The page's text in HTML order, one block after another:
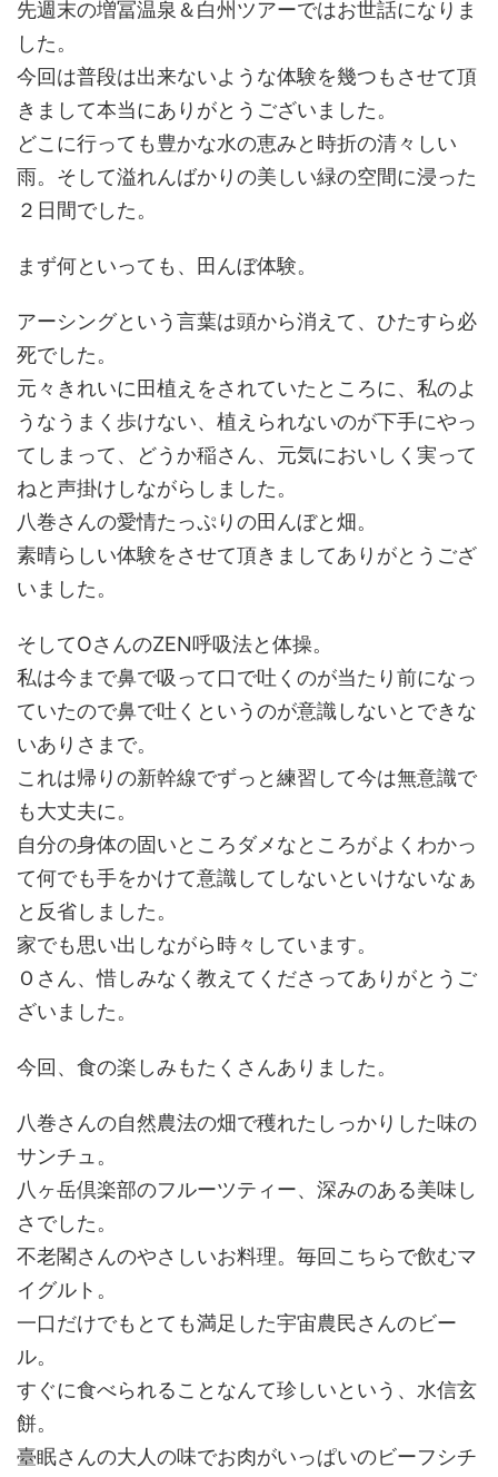
先週末の増冨温泉＆白州ツアーではお世話になりま
した。
今回は普段は出来ないような体験を幾つもさせて頂
きまして本当にありがとうございました。
どこに行っても豊かな水の恵みと時折の清々しい
雨。そして溢れんばかりの美しい緑の空間に浸った
２日間でした。
まず何といっても、田んぼ体験。
アーシングという言葉は頭から消えて、ひたすら必
死でした。
元々きれいに田植えをされていたところに、私のよ
うなうまく歩けない、植えられないのが下手にやっ
てしまって、どうか稲さん、元気においしく実って
ねと声掛けしながらしました。
八巻さんの愛情たっぷりの田んぼと畑。
素晴らしい体験をさせて頂きましてありがとうござ
いました。
そしてOさんのZEN呼吸法と体操。
私は今まで鼻で吸って口で吐くのが当たり前になっ
ていたので鼻で吐くというのが意識しないとできな
いありさまで。
これは帰りの新幹線でずっと練習して今は無意識で
も大丈夫に。
自分の身体の固いところダメなところがよくわかっ
て何でも手をかけて意識してしないといけないなぁ
と反省しました。
家でも思い出しながら時々しています。
Ｏさん、惜しみなく教えてくださってありがとうご
ざいました。
今回、食の楽しみもたくさんありました。
八巻さんの自然農法の畑で穫れたしっかりした味の
サンチュ。
八ヶ岳倶楽部のフルーツティー、深みのある美味し
さでした。
不老閣さんのやさしいお料理。毎回こちらで飲むマ
イグルト。
一口だけでもとても満足した宇宙農民さんのビー
ル。
すぐに食べられることなんて珍しいという、水信玄
餅。
臺眠さんの大人の味でお肉がいっぱいのビーフシチ